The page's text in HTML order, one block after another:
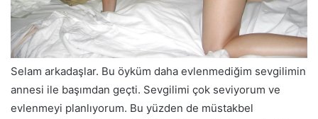
Selam arkadaşlar. Bu öyküm daha evlenmediğim sevgilimin
annesi ile başımdan geçti. Sevgilimi çok seviyorum ve
evlenmeyi planlıyorum. Bu yüzden de müstakbel